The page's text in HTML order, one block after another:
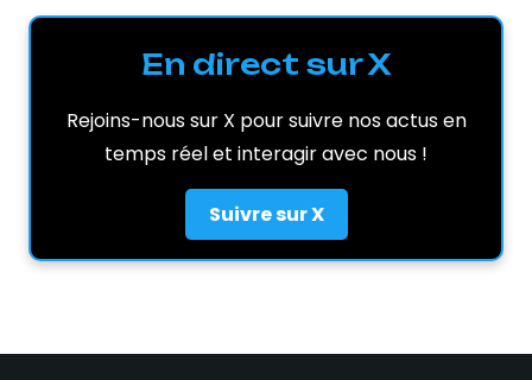
En direct sur X
Rejoins-nous sur X pour suivre nos actus en
temps réel et interagir avec nous !
Suivre sur X